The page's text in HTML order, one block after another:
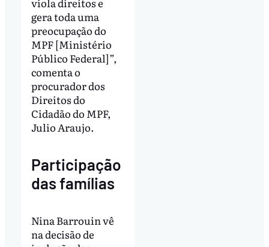
gera toda uma
preocupação do
MPF [Ministério
Público Federal]”,
comenta o
procurador dos
Direitos do
Cidadão do MPF,
Julio Araujo.
Participação
das famílias
Nina Barrouin vê
na decisão de